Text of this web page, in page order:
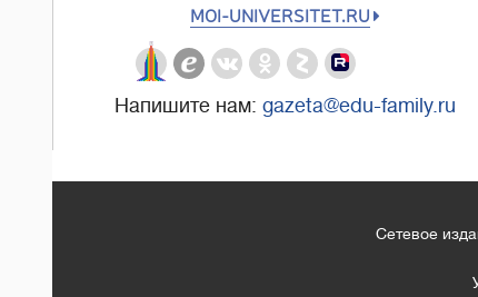
MOI-UNIVERSITET.RU
Напишите нам: gazeta@edu-family.ru
Сетевое